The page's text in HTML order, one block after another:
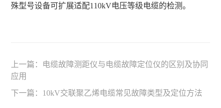
殊型号设备可扩展适配110kV电压等级电缆的检测。
上一篇： 电缆故障测距仪与电缆故障定位仪的区别及协同
应用
下一篇： 10kV交联聚乙烯电缆常见故障类型及定位方法